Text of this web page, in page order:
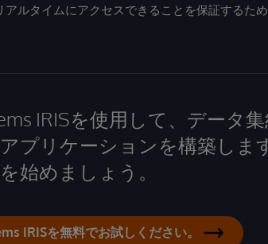
アルタイムにアクセスできることを保証するため
IRISを使用して、データ
プリケーションを構築しま
始めましょう。
IRISを無料でお試しください。